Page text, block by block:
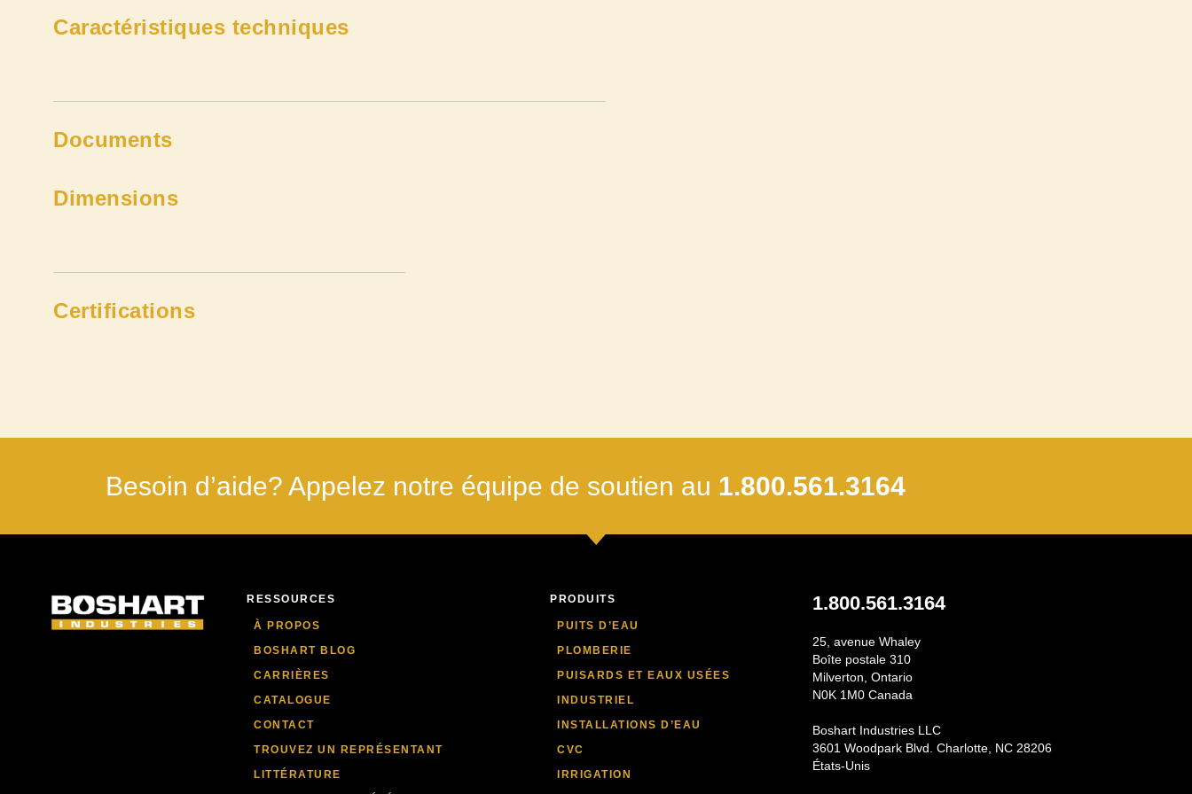
Caractéristiques techniques
Documents
Dimensions
Certifications
Besoin d’aide? Appelez notre équipe de soutien au 1.800.561.3164
RESSOURCES
À PROPOS
BOSHART BLOG
CARRIÈRES
CATALOGUE
CONTACT
TROUVEZ UN REPRÉSENTANT
LITTÉRATURE
PRODUITS
PUITS D’EAU
PLOMBERIE
PUISARDS ET EAUX USÉES
INDUSTRIEL
INSTALLATIONS D’EAU
CVC
IRRIGATION
1.800.561.3164
25, avenue Whaley
Boîte postale 310
Milverton, Ontario
N0K 1M0 Canada
Boshart Industries LLC
3601 Woodpark Blvd. Charlotte, NC 28206
États-Unis